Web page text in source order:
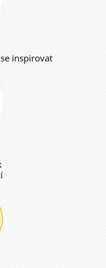
inspirovat